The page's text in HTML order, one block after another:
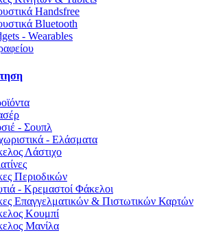
Handsfree
Bluetooth
- Wearables
- Σουπλ
- Ελάσματα
Λάστιχο
Περιοδικών
- Κρεμαστοί Φάκελοι
Επαγγελματικών & Πιστωτικών Καρτών
Κουμπί
Μανίλα